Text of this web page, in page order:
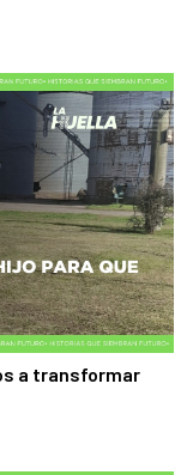
a transformar